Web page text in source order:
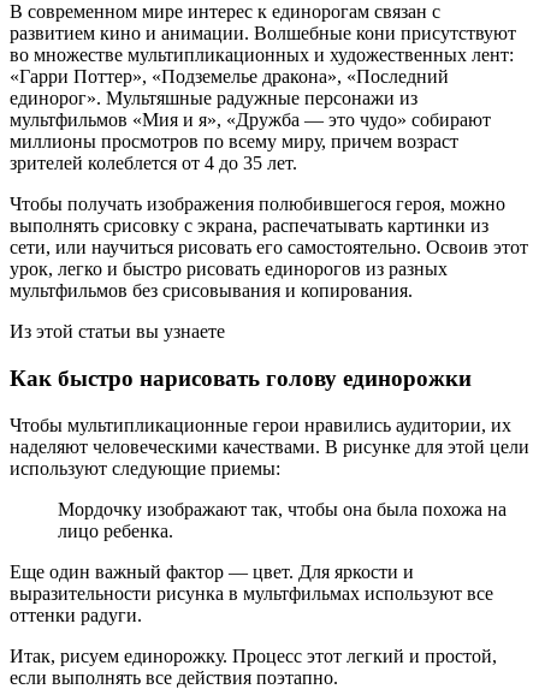
В современном мире интерес к единорогам связан с
развитием кино и анимации. Волшебные кони присутствуют
во множестве мультипликационных и художественных лент:
«Гарри Поттер», «Подземелье дракона», «Последний
единорог». Мультяшные радужные персонажи из
мультфильмов «Мия и я», «Дружба — это чудо» собирают
миллионы просмотров по всему миру, причем возраст
зрителей колеблется от 4 до 35 лет.
Чтобы получать изображения полюбившегося героя, можно
выполнять срисовку с экрана, распечатывать картинки из
сети, или научиться рисовать его самостоятельно. Освоив этот
урок, легко и быстро рисовать единорогов из разных
мультфильмов без срисовывания и копирования.
Из этой статьи вы узнаете
Как быстро нарисовать голову единорожки
Чтобы мультипликационные герои нравились аудитории, их
наделяют человеческими качествами. В рисунке для этой цели
используют следующие приемы:
Мордочку изображают так, чтобы она была похожа на
лицо ребенка.
Еще один важный фактор — цвет. Для яркости и
выразительности рисунка в мультфильмах используют все
оттенки радуги.
Итак, рисуем единорожку. Процесс этот легкий и простой,
если выполнять все действия поэтапно.